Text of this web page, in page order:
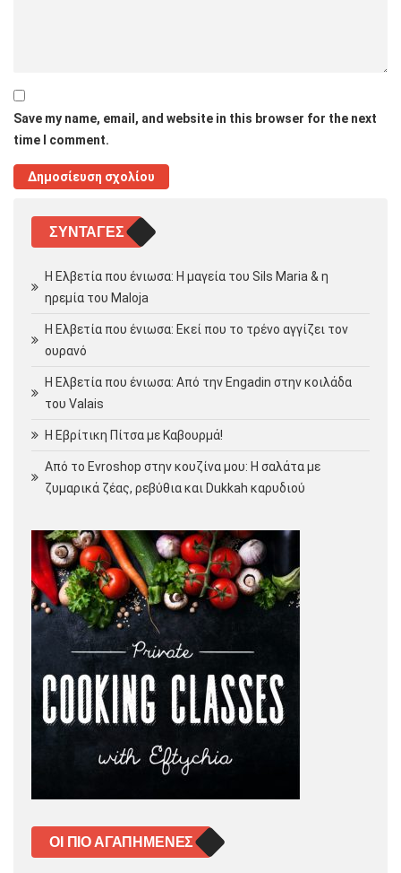
Save my name, email, and website in this browser for the next
time I comment.
ΣΥΝΤΑΓΈΣ
Η Ελβετία που ένιωσα: Η μαγεία του Sils Maria & η
ηρεμία του Maloja
Η Ελβετία που ένιωσα: Εκεί που το τρένο αγγίζει τον
ουρανό
Η Ελβετία που ένιωσα: Από την Engadin στην κοιλάδα
του Valais
Η Εβρίτικη Πίτσα με Καβουρμά!
Από το Evroshop στην κουζίνα μου: Η σαλάτα με
ζυμαρικά ζέας, ρεβύθια και Dukkah καρυδιού
ΟΙ ΠΙΟ ΑΓΑΠΗΜΈΝΕΣ